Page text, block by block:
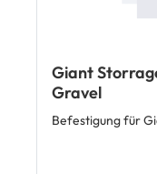
Giant
Gravel
Befestigung für